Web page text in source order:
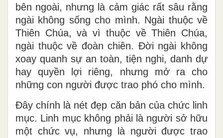
bên ngoài, nhưng là cảm giác rất sâu rằng
ngài không sống cho mình. Ngài thuộc về
Thiên Chúa, và vì thuộc về Thiên Chúa,
ngài thuộc về đoàn chiên. Đời ngài không
xoay quanh sự an toàn, tiện nghi, danh dự
hay quyền lợi riêng, nhưng mở ra cho
những con người được trao phó cho mình.
Đây chính là nét đẹp căn bản của chức linh
mục. Linh mục không phải là người sở hữu
một chức vụ, nhưng là người được trao